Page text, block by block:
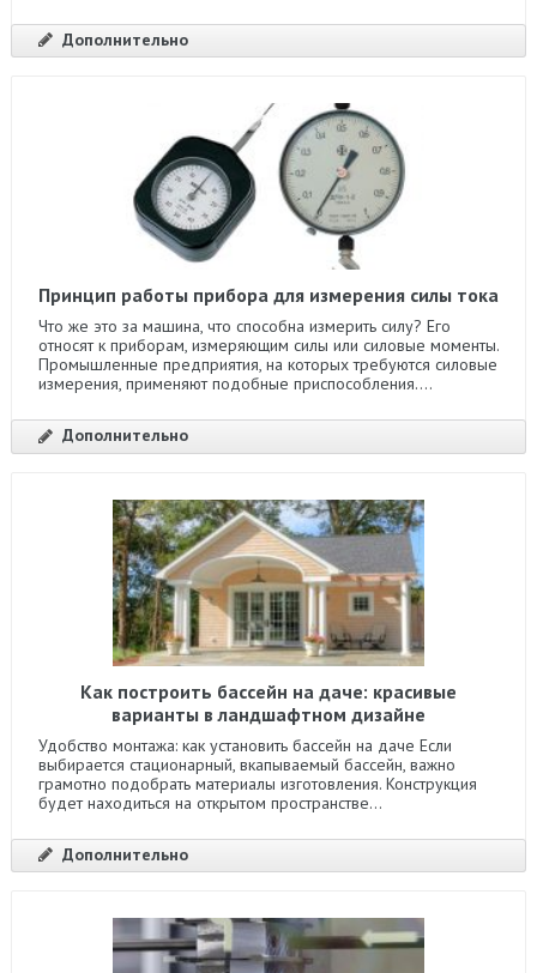
Дополнительно
Принцип работы прибора для измерения силы тока
Что же это за машина, что способна измерить силу? Его
относят к приборам, измеряющим силы или силовые моменты.
Промышленные предприятия, на которых требуются силовые
измерения, применяют подобные приспособления....
Дополнительно
Как построить бассейн на даче: красивые
варианты в ландшафтном дизайне
Удобство монтажа: как установить бассейн на даче Если
выбирается стационарный, вкапываемый бассейн, важно
грамотно подобрать материалы изготовления. Конструкция
будет находиться на открытом пространстве...
Дополнительно